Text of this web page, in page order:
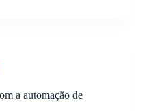
a automação de